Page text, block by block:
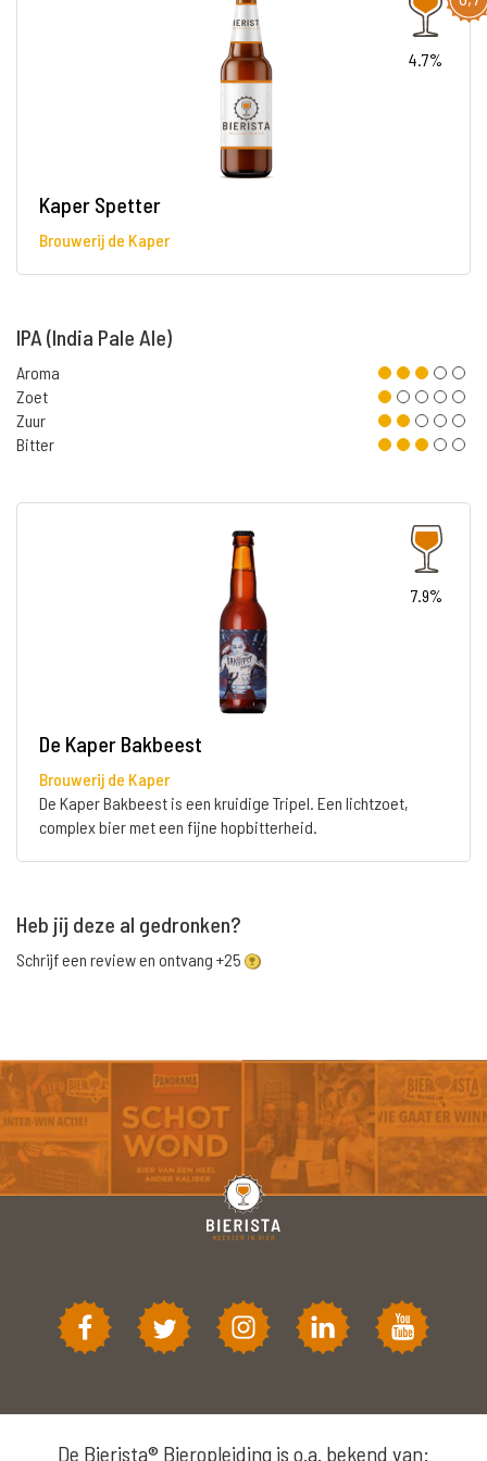
4.7%
Kaper Spetter
Brouwerij de Kaper
IPA (India Pale Ale)
Aroma
Zoet
Zuur
Bitter
7.9%
De Kaper Bakbeest
Brouwerij de Kaper
De Kaper Bakbeest is een kruidige Tripel. Een lichtzoet,
complex bier met een fijne hopbitterheid.
Heb jij deze al gedronken?
Schrijf een review en ontvang +25
De Bierista® Bieropleiding is o.a. bekend van: